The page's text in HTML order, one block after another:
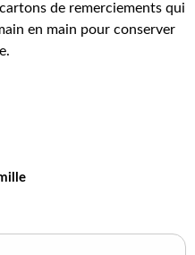
de remerciements qui
en main pour conserver